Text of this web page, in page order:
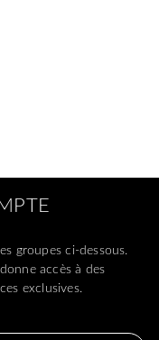
groupes ci-dessous.
accès à des
exclusives.